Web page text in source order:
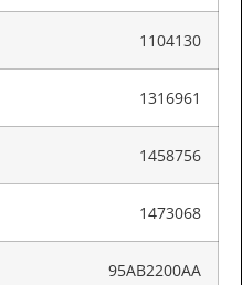
1104130
1316961
1458756
1473068
95AB2200AA